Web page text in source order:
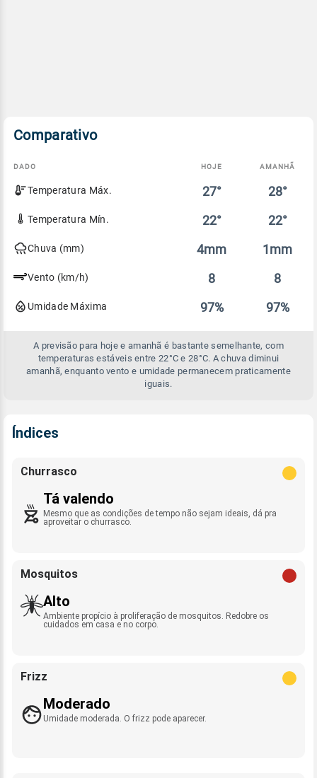
Comparativo
Comparativo
entre
previsão
hoje
DADO HOJE AMANHÃ
Temperatura Máx. 27° 28°
Temperatura Mín. 22° 22°
Chuva (mm) 4mm 1mm
Vento (km/h) 8 8
Umidade Máxima 97% 97%
A previsão para hoje e amanhã é bastante semelhante, com
temperaturas estáveis entre 22°C e 28°C. A chuva diminui
amanhã, enquanto vento e umidade permanecem praticamente
iguais.
Índices
Churrasco
Tá valendo
Mesmo que as condições de tempo não sejam ideais, dá pra
aproveitar o churrasco.
Mosquitos
Alto
Ambiente propício à proliferação de mosquitos. Redobre os
cuidados em casa e no corpo.
Frizz
Moderado
Umidade moderada. O frizz pode aparecer.